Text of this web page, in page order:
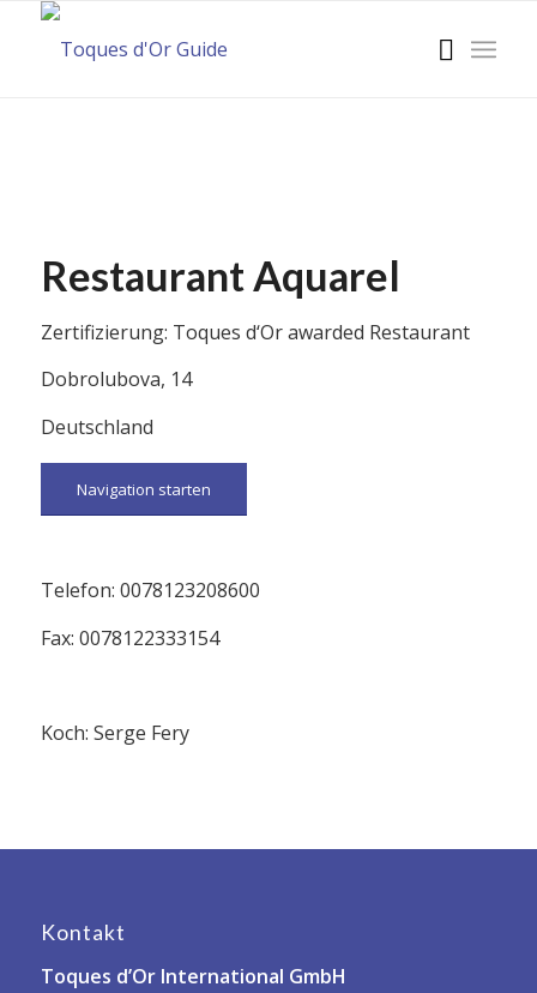
Restaurant Aquarel
Zertifizierung: Toques d‘Or awarded Restaurant
Dobrolubova, 14
Deutschland
Navigation starten
Telefon: 0078123208600
Fax: 0078122333154
Koch: Serge Fery
Kontakt
Toques d’Or International GmbH